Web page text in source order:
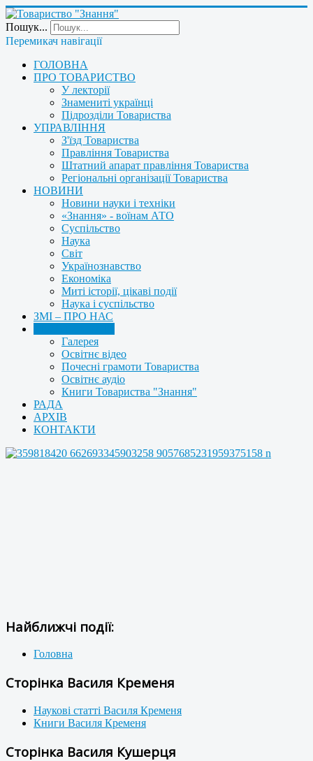
Пошук...
Перемикач навігації
ГОЛОВНА
ПРО ТОВАРИСТВО
У лекторії
Знамениті українці
Підрозділи Товариства
УПРАВЛІННЯ
З'їзд Товариства
Правління Товариства
Штатний апарат правління Товариства
Регіональні організації Товариства
НОВИНИ
Новини науки і техніки
«Знання» - воїнам АТО
Суспільство
Наука
Світ
Українознавство
Економіка
Миті історії, цікаві події
Наука і суспільство
ЗМІ – ПРО НАС
Галерея
Освітнє відео
Почесні грамоти Товариства
Освітнє аудіо
Книги Товариства "Знання"
РАДА
АРХІВ
КОНТАКТИ
Найближчі події:
Головна
Сторінка Василя Кременя
Наукові статті Василя Кременя
Книги Василя Кременя
Сторінка Василя Кушерця